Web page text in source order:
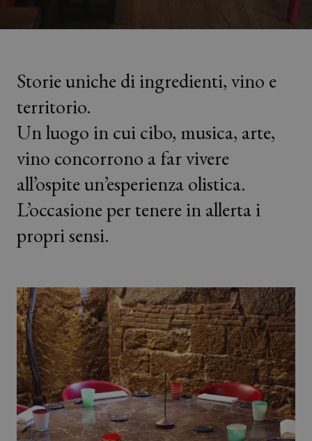
Storie uniche di ingredienti, vino e
territorio.
Un luogo in cui cibo, musica, arte,
vino concorrono a far vivere
all’ospite un’esperienza olistica.
L’occasione per tenere in allerta i
propri sensi.